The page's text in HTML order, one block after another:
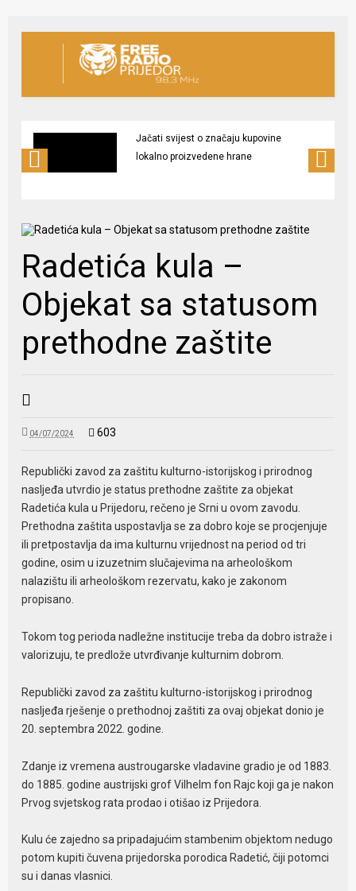
Jačati svijest o značaju kupovine
lokalno proizvedene hrane
Radetića kula –
Objekat sa statusom
prethodne zaštite
04/07/2024 603
Republički zavod za zaštitu kulturno-istorijskog i prirodnog
nasljeđa utvrdio je status prethodne zaštite za objekat
Radetića kula u Prijedoru, rečeno je Srni u ovom zavodu.
Prethodna zaštita uspostavlja se za dobro koje se procjenjuje
ili pretpostavlja da ima kulturnu vrijednost na period od tri
godine, osim u izuzetnim slučajevima na arheološkom
nalazištu ili arheološkom rezervatu, kako je zakonom
propisano.
Tokom tog perioda nadležne institucije treba da dobro istraže i
valorizuju, te predlože utvrđivanje kulturnim dobrom.
Republički zavod za zaštitu kulturno-istorijskog i prirodnog
nasljeđa rješenje o prethodnoj zaštiti za ovaj objekat donio je
20. septembra 2022. godine.
Zdanje iz vremena austrougarske vladavine gradio je od 1883.
do 1885. godine austrijski grof Vilhelm fon Rajc koji ga je nakon
Prvog svjetskog rata prodao i otišao iz Prijedora.
Kulu će zajedno sa pripadajućim stambenim objektom nedugo
potom kupiti čuvena prijedorska porodica Radetić, čiji potomci
su i danas vlasnici.